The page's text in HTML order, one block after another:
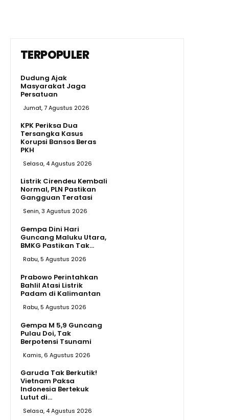
TERPOPULER
Dudung Ajak
Masyarakat Jaga
Persatuan
Jumat, 7 Agustus 2026
KPK Periksa Dua
Tersangka Kasus
Korupsi Bansos Beras
PKH
Selasa, 4 Agustus 2026
Listrik Cirendeu Kembali
Normal, PLN Pastikan
Gangguan Teratasi
Senin, 3 Agustus 2026
Gempa Dini Hari
Guncang Maluku Utara,
BMKG Pastikan Tak...
Rabu, 5 Agustus 2026
Prabowo Perintahkan
Bahlil Atasi Listrik
Padam di Kalimantan
Rabu, 5 Agustus 2026
Gempa M 5,9 Guncang
Pulau Doi, Tak
Berpotensi Tsunami
Kamis, 6 Agustus 2026
Garuda Tak Berkutik!
Vietnam Paksa
Indonesia Bertekuk
Lutut di...
Selasa, 4 Agustus 2026